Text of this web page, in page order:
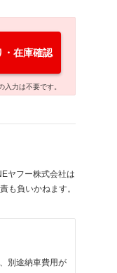
・在庫確認
力は不要です。
ヤフー株式会社は
も負いかねます。
別途納車費用が